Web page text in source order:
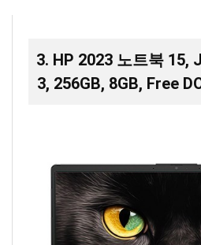
3. HP 2023 노트북 15,
3, 256GB, 8GB, Free